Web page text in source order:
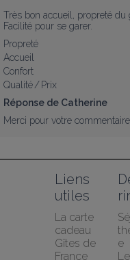
Très bon accueil, propreté du
Facilité pour se garer.
Propreté
Accueil
Confort
Qualité / Prix
Réponse de Catherine
Merci pour votre
Liens
utiles
La carte
cadeau
Gîtes de
France
rir
e